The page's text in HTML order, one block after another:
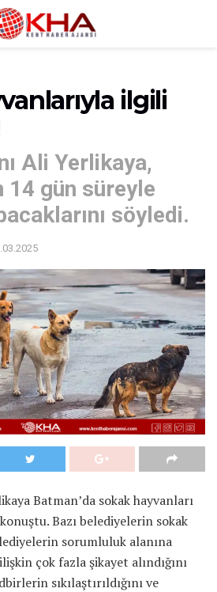
ilgili
Ali Yerlikaya,
gün süreyle
söyledi.
Batman’da sokak hayvanları
Bazı belediyelerin sokak
sorumluluk alanına
çok fazla şikayet alındığını
sıkılaştırıldığını ve